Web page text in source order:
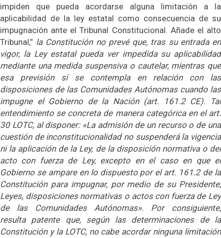
impiden que pueda acordarse alguna limitación a la
aplicabilidad de la ley estatal como consecuencia de su
impugnación ante el Tribunal Constitucional. Añade el alto
Tribunal,” la Constitución no prevé que, tras su entrada en
vigor, la Ley estatal pueda ver impedida su aplicabilidad
mediante una medida suspensiva o cautelar, mientras que
esa previsión sí se contempla en relación con las
disposiciones de las Comunidades Autónomas cuando las
impugne el Gobierno de la Nación (art. 161.2 CE). Tal
entendimiento se concreta de manera categórica en el art.
30 LOTC, al disponer: «La admisión de un recurso o de una
cuestión de inconstitucionalidad no suspenderá la vigencia
ni la aplicación de la Ley, de la disposición normativa o del
acto con fuerza de Ley, excepto en el caso en que el
Gobierno se ampare en lo dispuesto por el art. 161.2 de la
Constitución para impugnar, por medio de su Presidente,
Leyes, disposiciones normativas o actos con fuerza de Ley
de las Comunidades Autónomas». Por consiguiente,
resulta patente que, según las determinaciones de la
Constitución y la LOTC, no cabe acordar ninguna limitación